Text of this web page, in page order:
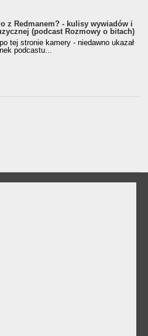
z Redmanem? - kulisy wywiadów i
(podcast Rozmowy o bitach)
tej stronie kamery - niedawno ukazał
podcastu...